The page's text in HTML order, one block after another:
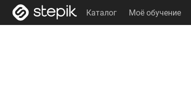
Каталог Моё обучение